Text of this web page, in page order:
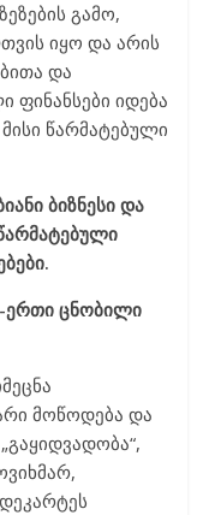
გამო,
იყო და არის
და
ფინანსები იდება
წარმატებული
ბიზნესი და
ცნობილი
მოწოდება და